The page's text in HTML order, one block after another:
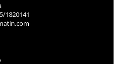
1820141